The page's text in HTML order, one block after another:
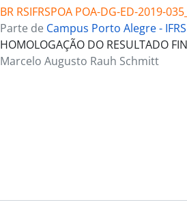
BR RSIFRSPOA POA-DG-ED-2019-
Parte de Campus Porto Alegre - IFRS
HOMOLOGAÇÃO DO RESULTADO
Marcelo Augusto Rauh Schmitt